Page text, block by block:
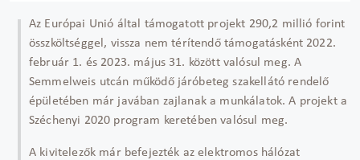
Az Európai Unió által támogatott projekt 290,2 millió forint
összköltséggel, vissza nem térítendő támogatásként 2022.
február 1. és 2023. május 31. között valósul meg. A
Semmelweis utcán működő járóbeteg szakellátó rendelő
épületében már javában zajlanak a munkálatok. A projekt a
Széchenyi 2020 program keretében valósul meg.
A kivitelezők már befejezték az elektromos hálózat